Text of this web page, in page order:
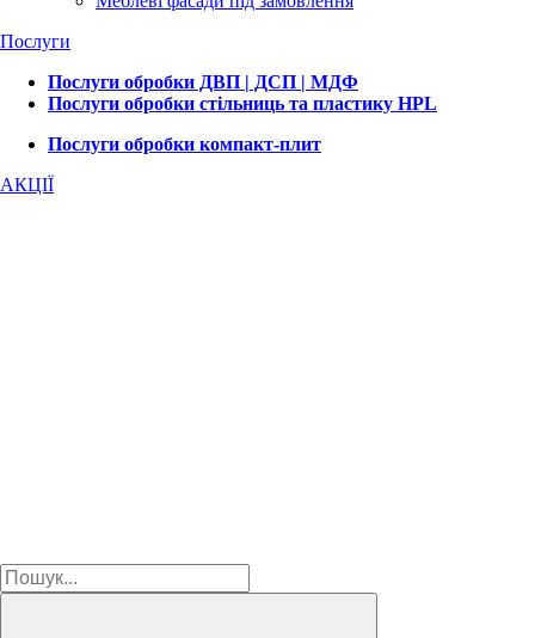
Послуги
Послуги обробки ДВП | ДСП | МДФ
Послуги обробки стільниць та пластику HPL
Послуги обробки компакт-плит
АКЦІЇ